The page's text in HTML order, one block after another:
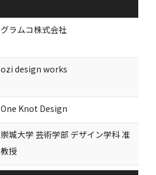
グラムコ株式会社
ozi design works
One Knot Design
崇城大学 芸術学部 デザイン学科 准
教授